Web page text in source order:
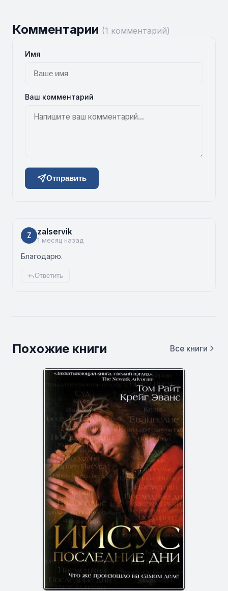
Комментарии (1 комментарий)
Имя
Ваш комментарий
Отправить
Z zalservik
1 месяц назад
Благодарю.
Ответить
Похожие книги Все книги